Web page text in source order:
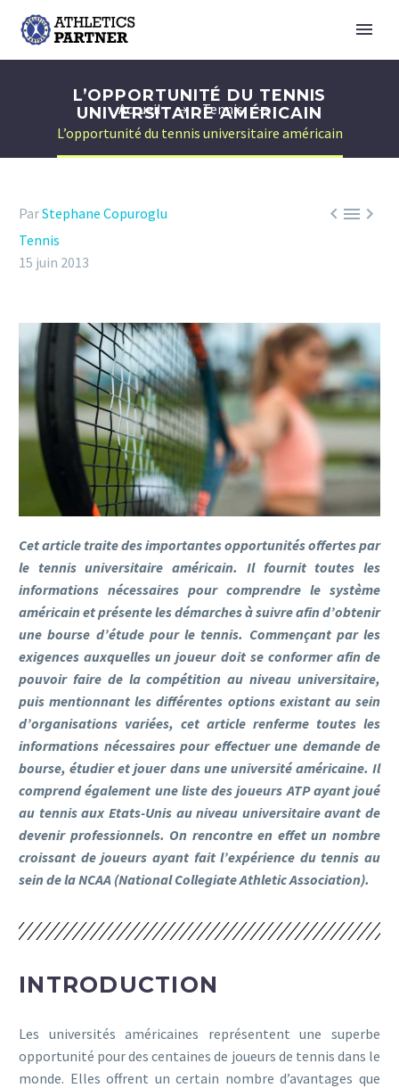
L’OPPORTUNITÉ DU TENNIS
UNIVERSITAIRE AMÉRICAIN
Accueil
Tennis
L’opportunité du tennis universitaire américain

ParStephane Copuroglu
Tennis
15 juin 2013
Cet article traite des importantes opportunités offertes par
le tennis universitaire américain. Il fournit toutes les
informations nécessaires pour comprendre le système
américain et présente les démarches à suivre afin d’obtenir
une bourse d’étude pour le tennis. Commençant par les
exigences auxquelles un joueur doit se conformer afin de
pouvoir faire de la compétition au niveau universitaire,
puis mentionnant les différentes options existant au sein
d’organisations variées, cet article renferme toutes les
informations nécessaires pour effectuer une demande de
bourse, étudier et jouer dans une université américaine. Il
comprend également une liste des joueurs ATP ayant joué
au tennis aux Etats-Unis au niveau universitaire avant de
devenir professionnels. On rencontre en effet un nombre
croissant de joueurs ayant fait l’expérience du tennis au
sein de la NCAA (National Collegiate Athletic Association).
INTRODUCTION
Les universités américaines représentent une superbe
opportunité pour des centaines de joueurs de tennis dans le
monde. Elles offrent un certain nombre d’avantages que